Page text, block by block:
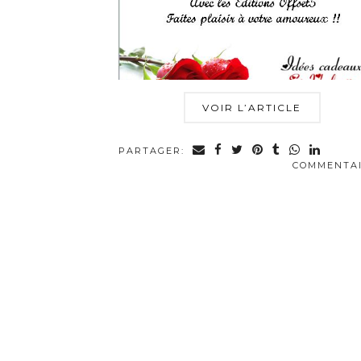
VOIR L’ARTICLE
PARTAGER: